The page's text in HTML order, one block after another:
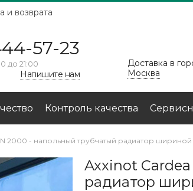
и возврата
57-23
до 21:00
Напишите нам
Доставка в
Москва
Контроль качества
2000 - напольный трубчатый радиатор
Axxinot
радиатор